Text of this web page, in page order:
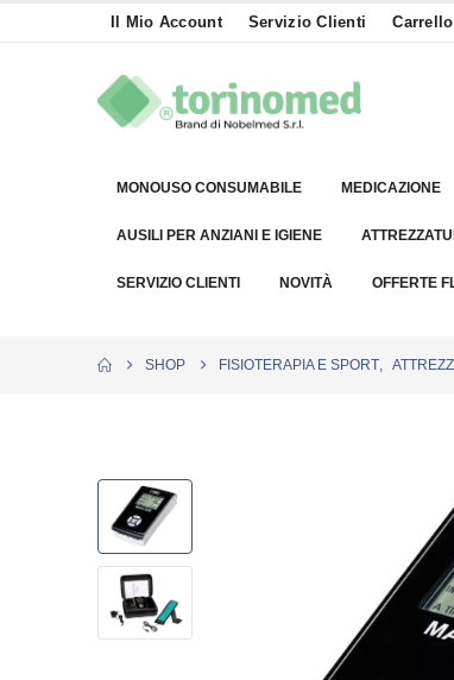
Il Mio Account Servizio Clienti Carrello
MONOUSO CONSUMABILE MEDICAZIONE
AUSILI PER ANZIANI E IGIENE
SERVIZIO CLIENTI NOVITÀ OFFERTE
SHOP FISIOTERAPIA E SPORT